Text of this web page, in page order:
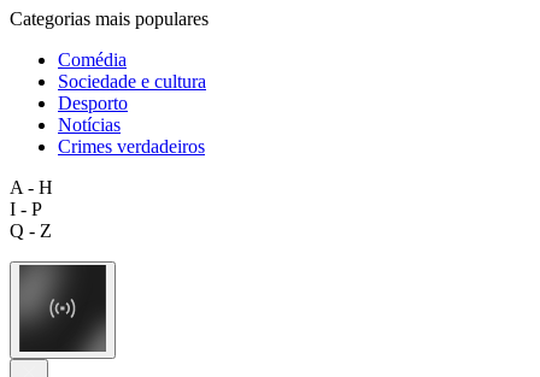
Categorias mais populares
Comédia
Sociedade e cultura
Desporto
Notícias
Crimes verdadeiros
A - H
I - P
Q - Z